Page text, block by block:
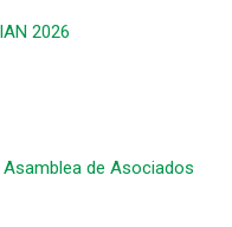
2026
de Asociados